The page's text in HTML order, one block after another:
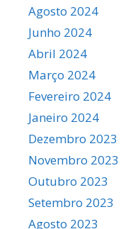
Agosto 2024
Junho 2024
Abril 2024
Março 2024
Fevereiro 2024
Janeiro 2024
Dezembro 2023
Novembro 2023
Outubro 2023
Setembro 2023
Agosto 2023